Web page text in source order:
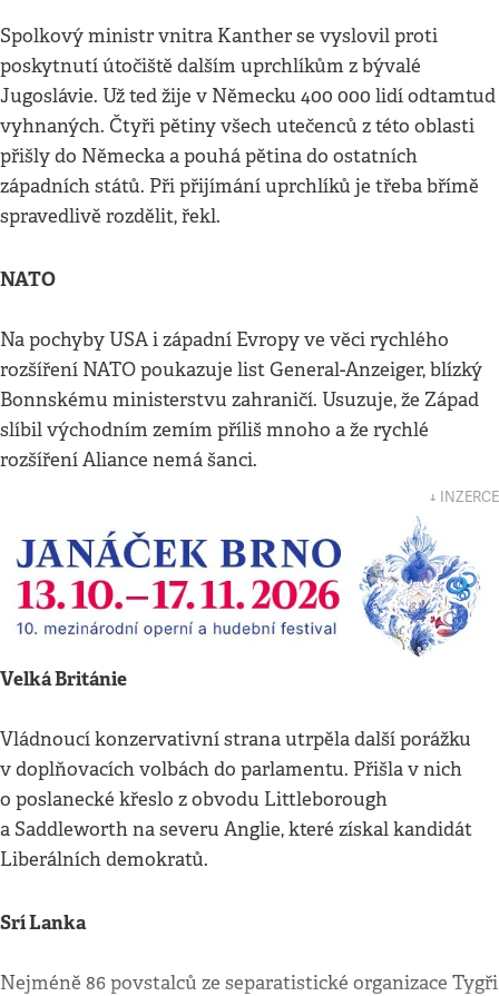
Spolkový ministr vnitra Kanther se vyslovil proti
poskytnutí útočiště dalším uprchlíkům z bývalé
Jugoslávie. Už ted žije v Německu 400 000 lidí odtamtud
vyhnaných. Čtyři pětiny všech utečenců z této oblasti
přišly do Německa a pouhá pětina do ostatních
západních států. Při přijímání uprchlíků je třeba břímě
spravedlivě rozdělit, řekl.
NATO
Na pochyby USA i západní Evropy ve věci rychlého
rozšíření NATO poukazuje list General-Anzeiger, blízký
Bonnskému ministerstvu zahraničí. Usuzuje, že Západ
slíbil východním zemím příliš mnoho a že rychlé
rozšíření Aliance nemá šanci.
↓ INZERCE
Velká Británie
Vládnoucí konzervativní strana utrpěla další porážku
v doplňovacích volbách do parlamentu. Přišla v nich
o poslanecké křeslo z obvodu Littleborough
a Saddleworth na severu Anglie, které získal kandidát
Liberálních demokratů.
Srí Lanka
Nejméně 86 povstalců ze separatistické organizace Tygři